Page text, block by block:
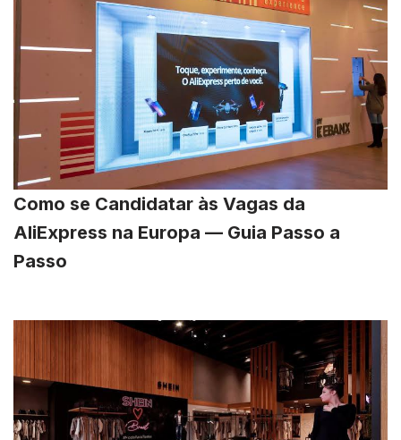
Como se Candidatar às Vagas da
AliExpress na Europa — Guia Passo a
Passo